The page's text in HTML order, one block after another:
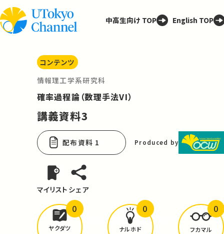
中高生向け TOP English TOP
コンテンツ
情報理工学系研究科
確率過程論（数理手法VI）
講義資料3
配布資料 1 Produced by
マイリスト シェア
どんな学びがありましたか？
ヤクダツ
0
ナルホド
0
フカマル
0